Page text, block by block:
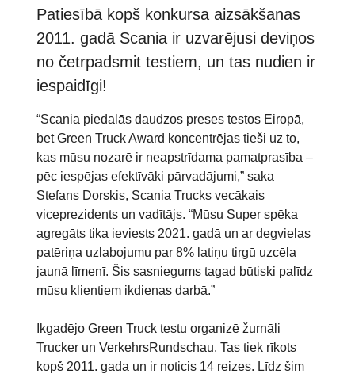
Patiesībā kopš konkursa aizsākšanas
2011. gadā Scania ir uzvarējusi deviņos
no četrpadsmit testiem, un tas nudien ir
iespaidīgi!
“Scania piedalās daudzos preses testos Eiropā,
bet Green Truck Award koncentrējas tieši uz to,
kas mūsu nozarē ir neapstrīdama pamatprasība –
pēc iespējas efektīvāki pārvadājumi,” saka
Stefans Dorskis, Scania Trucks vecākais
viceprezidents un vadītājs. “Mūsu Super spēka
agregāts tika ieviests 2021. gadā un ar degvielas
patēriņa uzlabojumu par 8% latiņu tirgū uzcēla
jaunā līmenī. Šis sasniegums tagad būtiski palīdz
mūsu klientiem ikdienas darbā.”
Ikgadējo Green Truck testu organizē žurnāli
Trucker un VerkehrsRundschau. Tas tiek rīkots
kopš 2011. gada un ir noticis 14 reizes. Līdz šim